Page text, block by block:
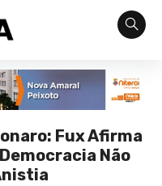
Fux Afirma
Não